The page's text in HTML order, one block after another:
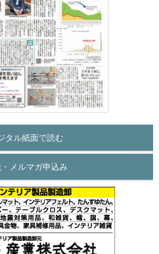
タル紙面で読む
メルマガ申込み